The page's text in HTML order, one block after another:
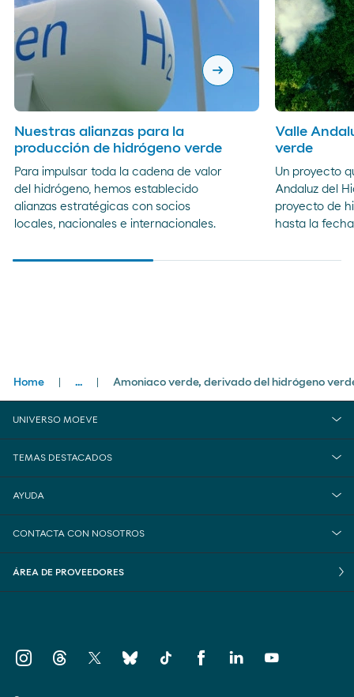
arrow_right_alt
Nuestras alianzas para la
producción de hidrógeno verde
Para impulsar toda la cadena de valor
del hidrógeno, hemos establecido
alianzas estratégicas con socios
locales, nacionales e internacionales.
Valle
verde
Un proyecto
Andaluz del
proyecto de
hasta la
Breadcrumbs
Home ... Amoniaco verde, derivado del hidrógeno
UNIVERSO MOEVE
TEMAS DESTACADOS
AYUDA
CONTACTA CON NOSOTROS
ÁREA DE PROVEEDORES